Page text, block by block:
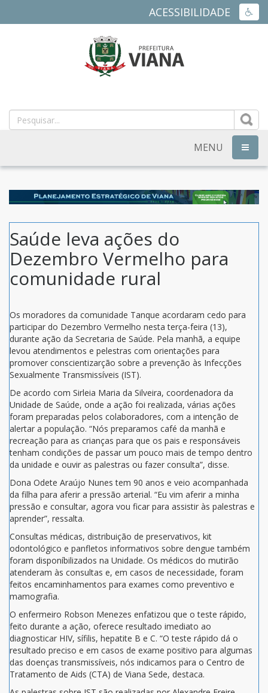
ACESSIBILIDADE
MUNICIPAL
DE
VIANA
ES
MENU
Saúde leva ações do
Dezembro Vermelho para
comunidade rural
Os moradores da comunidade Tanque acordaram cedo para
participar do Dezembro Vermelho nesta terça-feira (13),
durante ação da Secretaria de Saúde. Pela manhã, a equipe
levou atendimentos e pelestras com orientações para
promover conscientizarção sobre a prevenção às Infecções
Sexualmente Transmissíveis (IST).
De acordo com Sirleia Maria da Silveira, coordenadora da
Unidade de Saúde, onde a ação foi realizada, várias ações
foram preparadas pelos colaboradores, com a intenção de
alertar a população. “Nós preparamos café da manhã e
recreação para as crianças para que os pais e responsáveis
tenham condições de passar um pouco mais de tempo dentro
da unidade e ouvir as palestras ou fazer consulta”, disse.
Dona Odete Araújo Nunes tem 90 anos e veio acompanhada
da filha para aferir a pressão arterial. “Eu vim aferir a minha
pressão e consultar, agora vou ficar para assistir às palestras e
aprender”, ressalta.
Consultas médicas, distribuição de preservativos, kit
odontológico e panfletos informativos sobre dengue também
foram disponíbilizados na Unidade. Os médicos do mutirão
atenderam às consultas e, em casos de necessidade, foram
feitos encaminhamentos para exames como preventivo e
mamografia.
O enfermeiro Robson Menezes enfatizou que o teste rápido,
feito durante a ação, oferece resultado imediato ao
diagnosticar HIV, sífilis, hepatite B e C. “O teste rápido dá o
resultado preciso e em casos de exame positivo para algumas
das doenças transmissíveis, nós indicamos para o Centro de
Tratamento de Aids (CTA) de Viana Sede, destaca.